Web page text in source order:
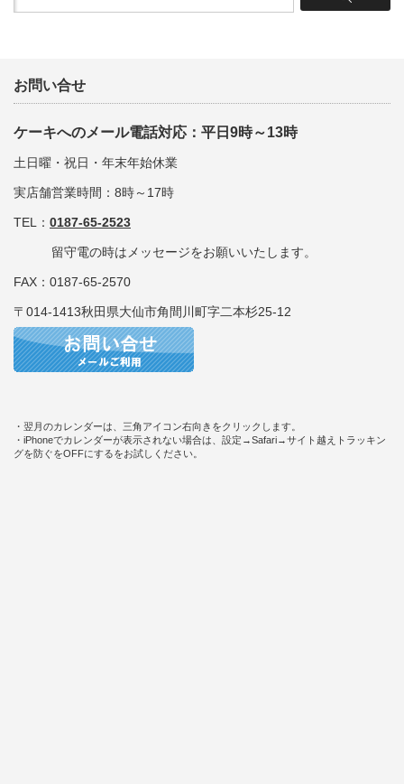
お問い合せ
ケーキへのメール電話対応：平日9時～13時
土日曜・祝日・年末年始休業
実店舗営業時間：8時～17時
TEL： 0187-65-2523
留守電の時はメッセージをお願いいたします。
FAX：0187-65-2570
〒014-1413秋田県大仙市角間川町字二本杉25-12
・翌月のカレンダーは、三角アイコン右向きをクリックします。
・iPhoneでカレンダーが表示されない場合は、設定→Safari→サイト越えトラッキン
グを防ぐをOFFにするをお試しください。